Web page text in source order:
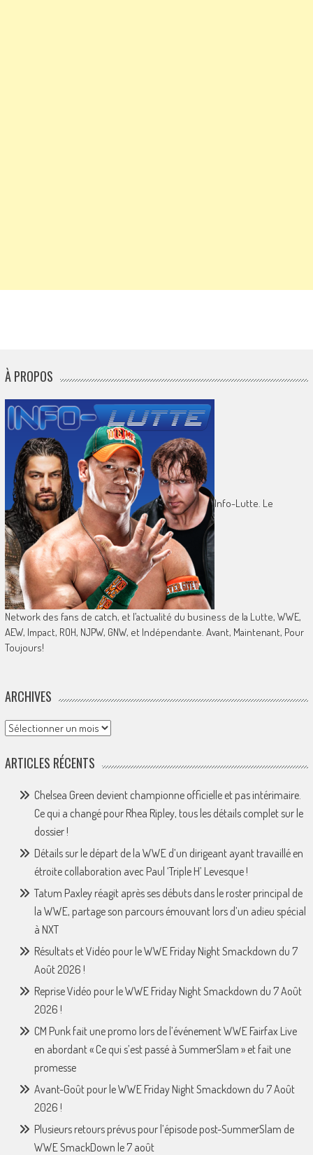
À PROPOS
Info-Lutte. Le
Network des fans de catch, et l’actualité du business de la Lutte, WWE,
AEW, Impact, ROH, NJPW, GNW, et Indépendante. Avant, Maintenant, Pour
Toujours!
ARCHIVES
Archives
ARTICLES RÉCENTS
Chelsea Green devient championne officielle et pas intérimaire.
Ce qui a changé pour Rhea Ripley, tous les détails complet sur le
dossier !
Détails sur le départ de la WWE d’un dirigeant ayant travaillé en
étroite collaboration avec Paul ‘Triple H’ Levesque !
Tatum Paxley réagit après ses débuts dans le roster principal de
la WWE, partage son parcours émouvant lors d’un adieu spécial
à NXT
Résultats et Vidéo pour le WWE Friday Night Smackdown du 7
Août 2026 !
Reprise Vidéo pour le WWE Friday Night Smackdown du 7 Août
2026 !
CM Punk fait une promo lors de l’événement WWE Fairfax Live
en abordant « Ce qui s’est passé à SummerSlam » et fait une
promesse
Avant-Goût pour le WWE Friday Night Smackdown du 7 Août
2026 !
Plusieurs retours prévus pour l’épisode post-SummerSlam de
WWE SmackDown le 7 août